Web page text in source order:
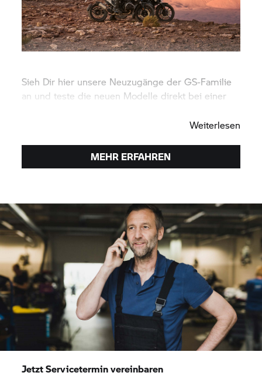
Sieh Dir hier unsere Neuzugänge der GS-Familie
an und teste die neuen Modelle direkt bei einer
Weiterlesen
MEHR ERFAHREN
Jetzt Servicetermin vereinbaren